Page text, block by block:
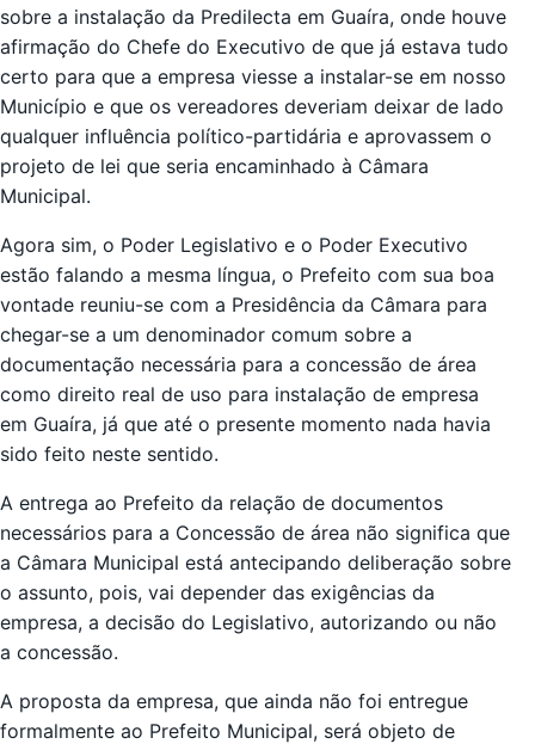
sobre a instalação da Predilecta em Guaíra, onde houve
afirmação do Chefe do Executivo de que já estava tudo
certo para que a empresa viesse a instalar-se em nosso
Município e que os vereadores deveriam deixar de lado
qualquer influência político-partidária e aprovassem o
projeto de lei que seria encaminhado à Câmara
Municipal.
Agora sim, o Poder Legislativo e o Poder Executivo
estão falando a mesma língua, o Prefeito com sua boa
vontade reuniu-se com a Presidência da Câmara para
chegar-se a um denominador comum sobre a
documentação necessária para a concessão de área
como direito real de uso para instalação de empresa
em Guaíra, já que até o presente momento nada havia
sido feito neste sentido.
A entrega ao Prefeito da relação de documentos
necessários para a Concessão de área não significa que
a Câmara Municipal está antecipando deliberação sobre
o assunto, pois, vai depender das exigências da
empresa, a decisão do Legislativo, autorizando ou não
a concessão.
A proposta da empresa, que ainda não foi entregue
formalmente ao Prefeito Municipal, será objeto de